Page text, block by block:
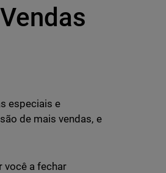
especiais e
de mais vendas, e
você a fechar